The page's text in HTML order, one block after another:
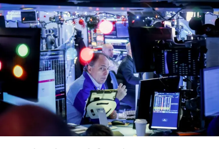
A comissão foi instalada em agosto e enfrenta o limite
regimental para encerramento das atividades.
Parlamentares já consideram improvável uma decisão
favorável do ministro André Mendonça, do Supremo
Tribunal Federal (STF), sobre o pedido para
prorrogação dos trabalhos.
Continua depois da publicidade
Com isso, a estratégia passou a concentrar a tramitação
final em poucos dias, com apresentação e votação do